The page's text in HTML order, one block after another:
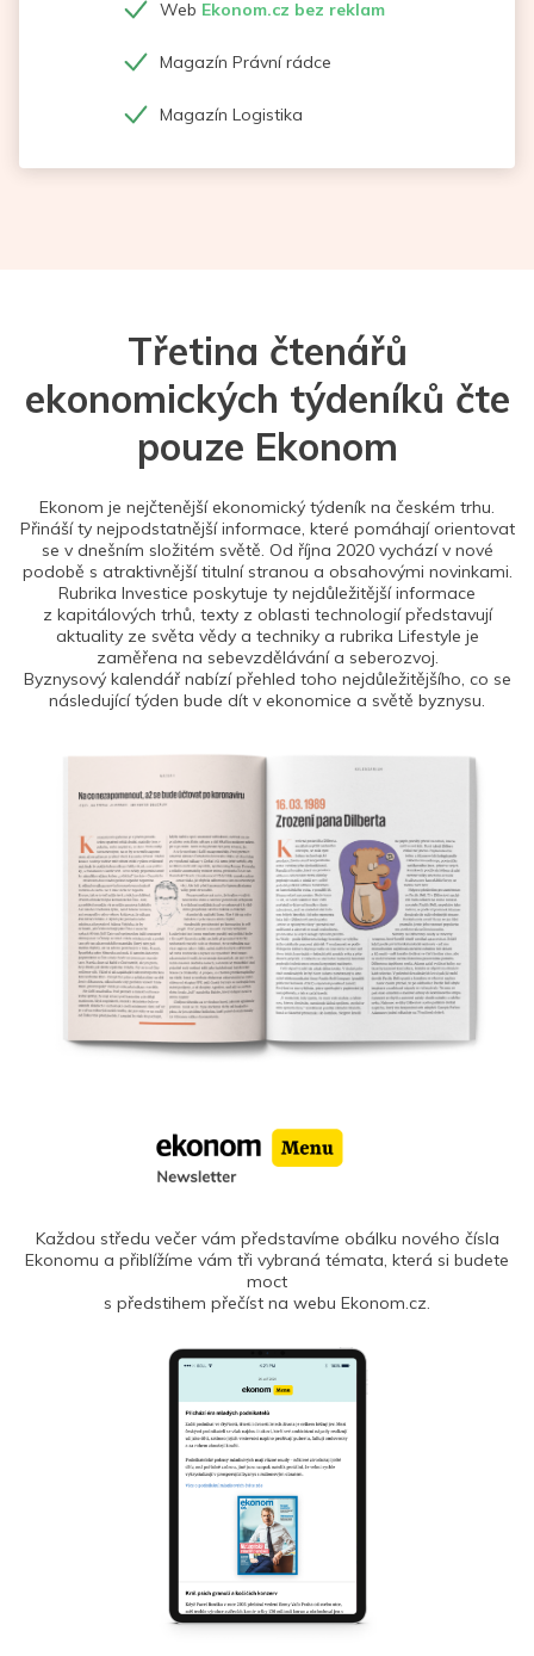
Web Ekonom.cz bez reklam
Magazín Právní rádce
Magazín Logistika
Třetina čtenářů
ekonomických týdeníků čte
pouze Ekonom
Ekonom je nejčtenější ekonomický týdeník na českém trhu.
Přináší ty nejpodstatnější informace, které pomáhají orientovat
se v dnešním složitém světě. Od října 2020 vychází v nové
podobě s atraktivnější titulní stranou a obsahovými novinkami.
Rubrika Investice poskytuje ty nejdůležitější informace
z kapitálových trhů, texty z oblasti technologií představují
aktuality ze světa vědy a techniky a rubrika Lifestyle je
zaměřena na sebevzdělávání a seberozvoj.
Byznysový kalendář nabízí přehled toho nejdůležitějšího, co se
následující týden bude dít v ekonomice a světě byznysu.
Každou středu večer vám představíme obálku nového čísla
Ekonomu a přiblížíme vám tři vybraná témata, která si budete
moct
s předstihem přečíst na webu Ekonom.cz.